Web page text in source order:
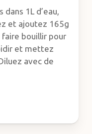
1L d’eau,
et ajoutez 165g
faire bouillir pour
et mettez
avec de